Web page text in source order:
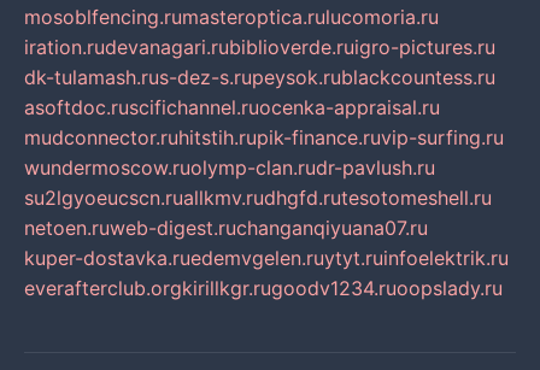
mosoblfencing.rumasteroptica.rulucomoria.ru
iration.rudevanagari.rubiblioverde.ruigro-pictures.ru
dk-tulamash.rus-dez-s.rupeysok.rublackcountess.ru
asoftdoc.ruscifichannel.ruocenka-appraisal.ru
mudconnector.ruhitstih.rupik-finance.ruvip-surfing.ru
wundermoscow.ruolymp-clan.rudr-pavlush.ru
su2lgyoeucscn.ruallkmv.rudhgfd.rutesotomeshell.ru
netoen.ruweb-digest.ruchanganqiyuana07.ru
kuper-dostavka.ruedemvgelen.ruytyt.ruinfoelektrik.ru
everafterclub.orgkirillkgr.rugoodv1234.ruoopslady.ru